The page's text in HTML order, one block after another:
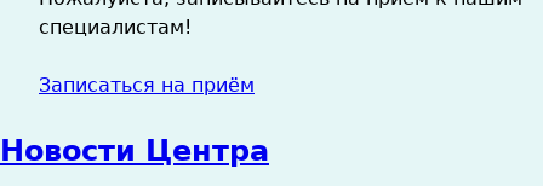
специалистам!
Записаться на приём
Новости Центра